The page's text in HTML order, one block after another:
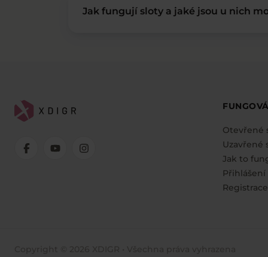
Jak fungují sloty a jaké jsou u nich
Otevřené
Uzavřené
Jak to
Přihlášení
Registrace